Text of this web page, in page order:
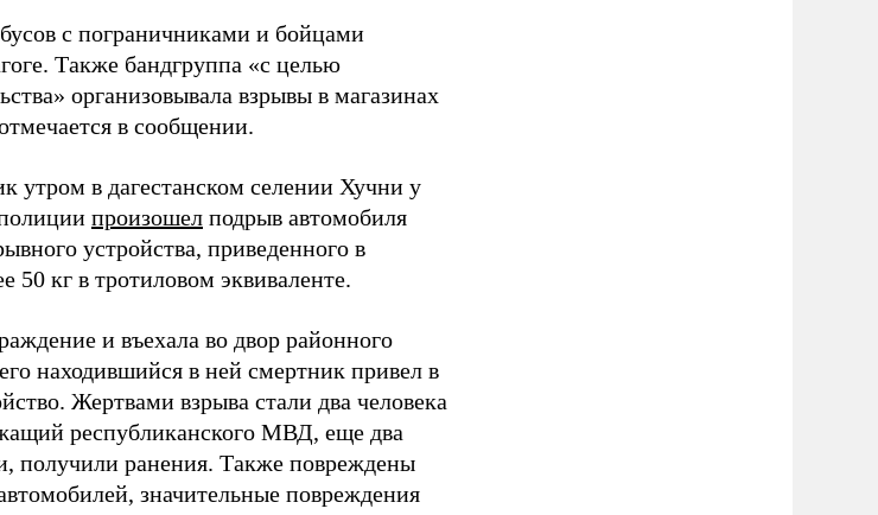
с пограничниками и бойцами
Также бандгруппа «с целью
организовывала взрывы в магазинах
в сообщении.
утром в дагестанском селении Хучни у
произошел подрыв автомобиля
устройства, приведенного в
50 кг в тротиловом эквиваленте.
и въехала во двор районного
находившийся в ней смертник привел в
Жертвами взрыва стали два человека
республиканского МВД, еще два
получили ранения. Также повреждены
значительные повреждения